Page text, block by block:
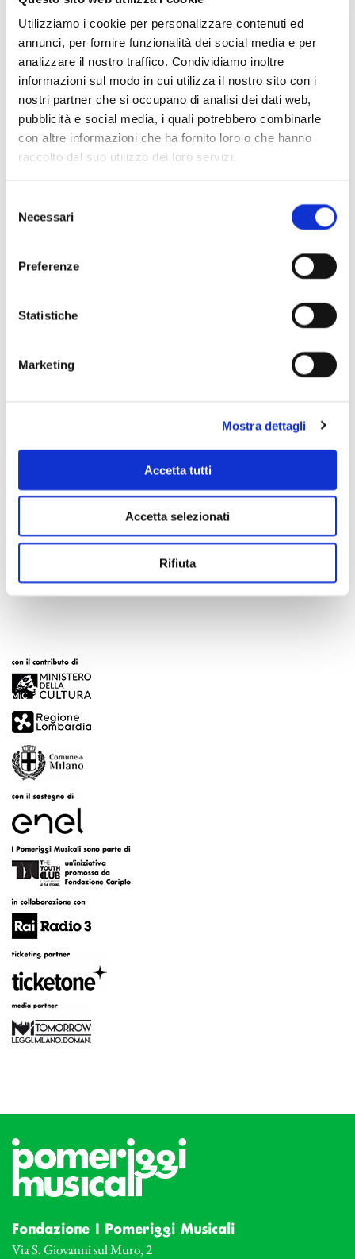
Utilizziamo i cookie per personalizzare contenuti ed
annunci, per fornire funzionalità dei social media e per
analizzare il nostro traffico. Condividiamo inoltre
informazioni sul modo in cui utilizza il nostro sito con i
nostri partner che si occupano di analisi dei dati web,
pubblicità e social media, i quali potrebbero combinarle
con altre informazioni che ha fornito loro o che hanno
raccolto dal suo utilizzo dei loro servizi.
delNecessari
Preferenze
Statistiche
Marketing
Mostra dettagli
Accetta tutti
Accetta selezionati
Rifiuta
Scopri di più
Fondazione I Pomeriggi Musicali
Via S. Giovanni sul Muro, 2